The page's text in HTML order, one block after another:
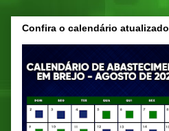
Confira o calendário atualizado